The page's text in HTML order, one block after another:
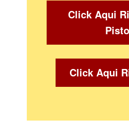
Click Aqui
Click Aqui